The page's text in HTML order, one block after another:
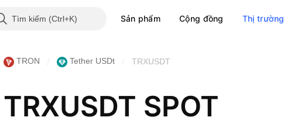
Tìm kiếm Sản phẩm Cộng đồng Thị trường
TRON Tether USDt TRXUSDT
TRXUSDT SPOT